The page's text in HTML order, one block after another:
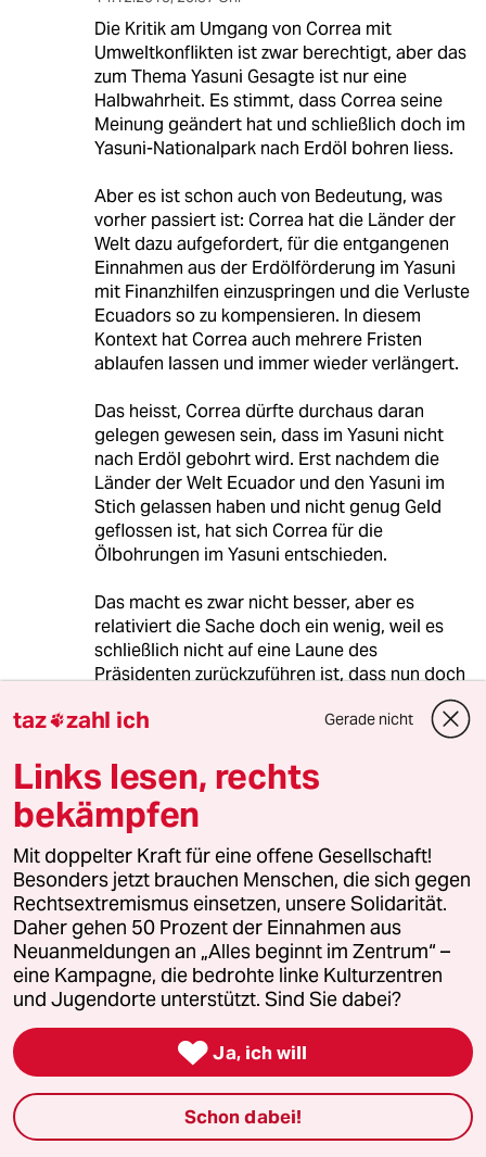
Die Kritik am Umgang von Correa mit
Umweltkonflikten ist zwar berechtigt, aber das
zum Thema Yasuni Gesagte ist nur eine
Halbwahrheit. Es stimmt, dass Correa seine
Meinung geändert hat und schließlich doch im
Yasuni-Nationalpark nach Erdöl bohren liess.
Aber es ist schon auch von Bedeutung, was
vorher passiert ist: Correa hat die Länder der
Welt dazu aufgefordert, für die entgangenen
Einnahmen aus der Erdölförderung im Yasuni
mit Finanzhilfen einzuspringen und die Verluste
Ecuadors so zu kompensieren. In diesem
Kontext hat Correa auch mehrere Fristen
ablaufen lassen und immer wieder verlängert.
Das heisst, Correa dürfte durchaus daran
gelegen gewesen sein, dass im Yasuni nicht
nach Erdöl gebohrt wird. Erst nachdem die
Länder der Welt Ecuador und den Yasuni im
Stich gelassen haben und nicht genug Geld
geflossen ist, hat sich Correa für die
Ölbohrungen im Yasuni entschieden.
Das macht es zwar nicht besser, aber es
relativiert die Sache doch ein wenig, weil es
schließlich nicht auf eine Laune des
Präsidenten zurückzuführen ist, dass nun doch
im Yasuni nach Öl gebohrt wird. Die Welt hatte
ihre Chance, dies zu verhindern - sie hat jedoch
meistkommentiert
1 Krise der Demokratie
AfD-Wählen als Triebabfuhr
2 Zivildienst
Zwangsdienst als Randnotiz
FDP-Chef Kubicki über seine Partei
taz zahl ich Gerade nicht
Links lesen, rechts
bekämpfen
Mit doppelter Kraft für eine offene Gesellschaft!
Besonders jetzt brauchen Menschen, die sich gegen
Rechtsextremismus einsetzen, unsere Solidarität.
Daher gehen 50 Prozent der Einnahmen aus
Neuanmeldungen an „Alles beginnt im Zentrum“ –
eine Kampagne, die bedrohte linke Kulturzentren
und Jugendorte unterstützt. Sind Sie dabei?
 Ja, ich will
Schon dabei!